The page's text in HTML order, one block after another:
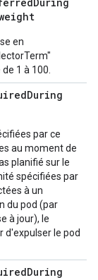
en
1 à 100.
During
par ce
au moment de
planifié sur le
spécifiées par
à un
du pod (par
à jour), le
d'expulser le pod
During